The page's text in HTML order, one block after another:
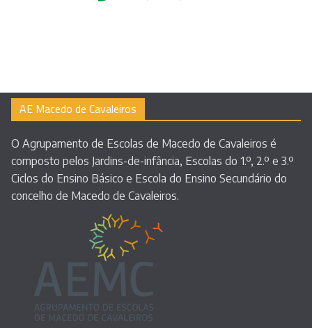
AE Macedo de Cavaleiros
O Agrupamento de Escolas de Macedo de Cavaleiros é
composto pelos Jardins-de-infância, Escolas do 1.º, 2.º e 3.º
Ciclos do Ensino Básico e Escola do Ensino Secundário do
concelho de Macedo de Cavaleiros.